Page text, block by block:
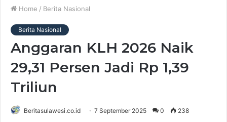
Home / Berita Nasional
Berita Nasional
Anggaran KLH 2026 Naik
29,31 Persen Jadi Rp 1,39
Triliun
Beritasulawesi.co.id 7 September 2025 0 238